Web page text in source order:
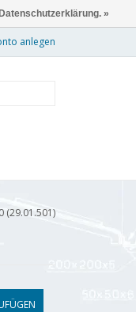
anlegen
(29.01.501)
»